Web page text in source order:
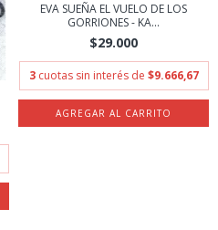
EVA SUEÑA EL VUELO DE LOS
GORRIONES - KA...
$29.000
3 cuotas sin interés de $9.666,67